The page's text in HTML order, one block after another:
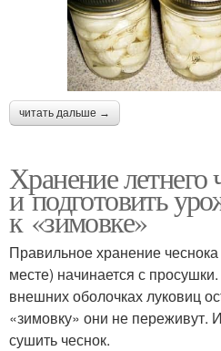
читать дальше →
Хранение
и подготовить
к «зимовке»
Правильное хранение
месте) начинается с
внешних оболочках луковиц
«зимовку» они не переживут.
сушить чеснок.